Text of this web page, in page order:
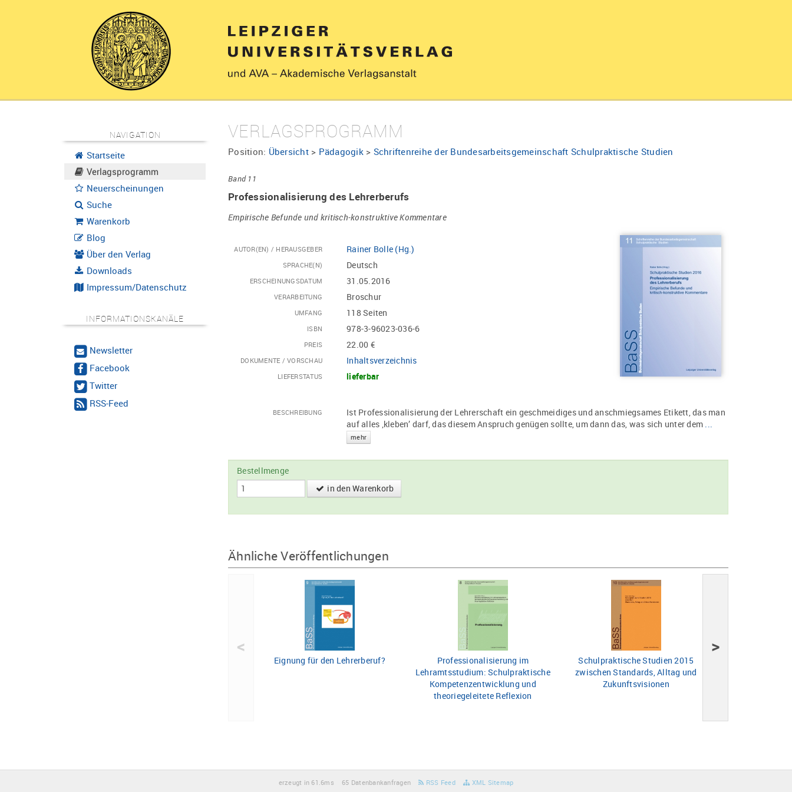
NAVIGATION
Startseite
Verlagsprogramm
Neuerscheinungen
Suche
Warenkorb
Blog
Über den Verlag
Downloads
Impressum/Datenschutz
INFORMATIONSKANÄLE
Newsletter
Facebook
Twitter
RSS-Feed
VERLAGSPROGRAMM
Position: Übersicht> Pädagogik > Schriftenreihe der Bundesarbeitsgemeinschaft Schulpraktische Studien
Band 11
Professionalisierung des Lehrerberufs
Empirische Befunde und kritisch-konstruktive Kommentare
AUTOR(EN) / HERAUSGEBER Rainer Bolle (Hg.)
SPRACHE(N) Deutsch
ERSCHEINUNGSDATUM 31.05.2016
VERARBEITUNG Broschur
UMFANG 118 Seiten
ISBN 978-3-96023-036-6
PREIS 22.00 €
DOKUMENTE / VORSCHAU Inhaltsverzeichnis
LIEFERSTATUS lieferbar
BESCHREIBUNG
Ist Professionalisierung der Lehrerschaft ein geschmeidiges und anschmiegsames Etikett, das man
auf alles ‚kleben’ darf, das diesem Anspruch genügen sollte, um dann das, was sich unter dem ...
mehr
Bestellmenge
in den Warenkorb
Ähnliche Veröffentlichungen
Eignung für den Lehrerberuf?
Professionalisierung im
Lehramtsstudium: Schulpraktische
Kompetenzentwicklung und
theoriegeleitete Reflexion
Schulpraktische Studien 2015
zwischen Standards, Alltag und
Zukunftsvisionen
< >
erzeugt in 61.6ms 65 Datenbankanfragen RSS Feed XML Sitemap